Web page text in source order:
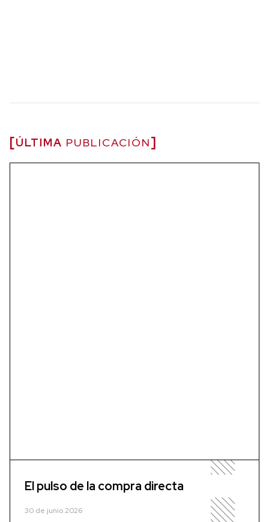
ÚLTIMA PUBLICACIÓN
El pulso de la compra directa
30 de junio 2026